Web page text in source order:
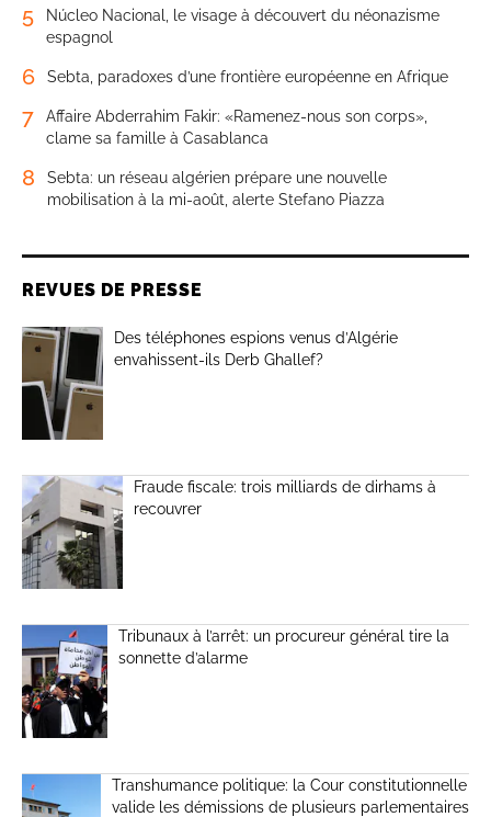
5
Núcleo Nacional, le visage à découvert du néonazisme
espagnol
6 Sebta, paradoxes d’une frontière européenne en Afrique
7
Affaire Abderrahim Fakir: «Ramenez-nous son corps»,
clame sa famille à Casablanca
8
Sebta: un réseau algérien prépare une nouvelle
mobilisation à la mi-août, alerte Stefano Piazza
REVUES DE PRESSE
Des téléphones espions venus d’Algérie
envahissent-ils Derb Ghallef?
Fraude fiscale: trois milliards de dirhams à
recouvrer
Tribunaux à l’arrêt: un procureur général tire la
sonnette d’alarme
Transhumance politique: la Cour constitutionnelle
valide les démissions de plusieurs parlementaires